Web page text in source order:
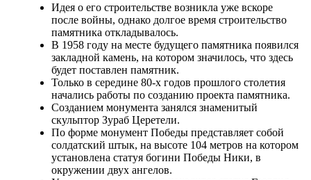
Идея о его строительстве возникла уже вскоре
после войны, однако долгое время строительство
памятника откладывалось.
В 1958 году на месте будущего памятника появился
закладной камень, на котором значилось, что здесь
будет поставлен памятник.
Только в середине 80-х годов прошлого столетия
начались работы по созданию проекта памятника.
Созданием монумента занялся знаменитый
скульптор Зураб Церетели.
По форме монумент Победы представляет собой
солдатский штык, на высоте 104 метров на котором
установлена статуя богини Победы Ники, в
окружении двух ангелов.